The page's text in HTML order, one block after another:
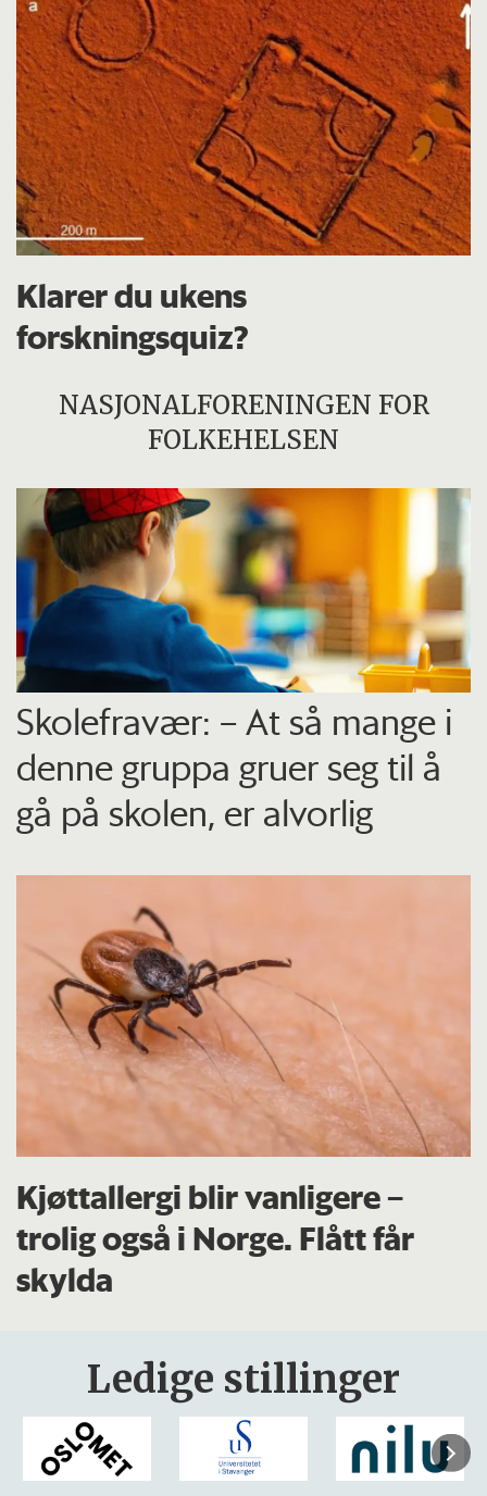
Klarer du ukens
forskningsquiz?
NASJONALFORENINGEN FOR
FOLKEHELSEN
Skolefravær: – At så mange i
denne gruppa gruer seg til å
gå på skolen, er alvorlig
Kjøttallergi blir vanligere –
trolig også i Norge. Flått får
skylda
Ledige stillinger